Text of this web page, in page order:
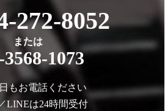
272-8052
または
3568-1073
もお電話ください
LINEは24時間受付